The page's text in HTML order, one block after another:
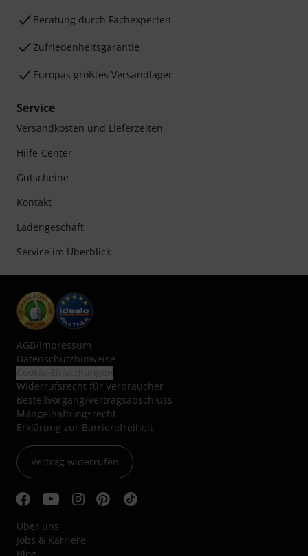
Beratung durch Fachexperten
Zufriedenheitsgarantie
Europas größtes Versandlager
Service
Versandkosten und Lieferzeiten
Hilfe-Center
Gutscheine
Kontakt
Ladengeschäft
Service im Überblick
AGB/Impressum
Datenschutzhinweise
Widerrufsrecht für Verbraucher
Bestellvorgang/Vertragsabschluss
Mängelhaftungsrecht
Erklärung zur Barrierefreiheit
Vertrag widerrufen
Über uns
Jobs & Karriere